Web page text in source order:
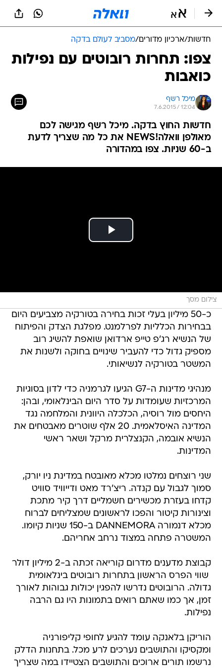
חדשות/ארכיון מדורים/מסביב לעולם בדקה
צפו: תחרות רובוטים עם נפילות
כואבות
מיכל רשף
7.6.2015 / 12:04
חדשות החוץ בדקה. מיכל רשף מגישה לכם
מאולפן וואלה!NEWS את כל מה שצריך לדעת
ב-60 שניות. צפו במהדורה
צילום מסך
כ-50 מיליון בעלי זכות בחירה בטורקיה מצביעים היום
בבחירות הכלליות לפרלמנט. מפלגת הצדק והפיתוח
של הנשיא רג'פ טייפ ארדואן שואפת להשיג רוב
מספיק גדול כדי להעביר שינויים בחוקה ולשנות את
המשטר בטורקיה לנשיאותי.
מנהיגי מדינות ה-G7 הגיעו לגרמניה כדי לדון בסוגיות
המרכזיות שעומדות על סדר היום הבינלאומי, ובהן:
היחסים מול רוסיה, הכלכלה היוונית והמלחמה נגד
המדינה האיסלאמית. 20 אלף שוטרים מאבטחים את
הנשיא אובמה, הקנצלרית מרקל ושאר ראשי
המדינות.
שני רוצחים נמלטו מכלא מאובטח במדינת ניו יורק,
סמוך לגבול עם קנדה. ריצ'רד מאט ודייוויד סוויט
קדחו בעזרת מכשירים חשמליים דרך קיר מתכת
וצינורות קיטור והפכו לראשונים שמצליחים לברוח
מכלא דנמורה DANNEMORA ב-150 שניות קיומו.
המשטרה פתחה במצוד נרחב אחריהם.
קבוצת מדענים מדרום קוריאה זכתה ב-2 מיליון דולר
 שווי הפרס הראשון בתחרות רובוטים בינלאומית
גדולה. הרובוטים נדרשו להפגין יכולות גבוהות לאורך
זמן, אך כמו שאתם רואים בתמונות היו גם הרבה
נפילות.
הוריקן בלאנקה עומד להגיע לחופי קליפורניה
ומקסיקו והתושבים נערכים לרע מכל. בתחנות הדלק
נרשמו תורים ארוכים והתושבים הצטיידו במה שצריך